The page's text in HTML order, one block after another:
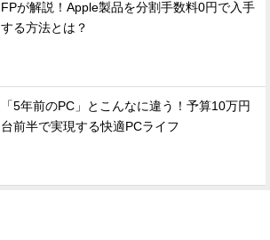
FPが解説！Apple製品を分割手数料0円で入手
する方法とは？
「5年前のPC」とこんなに違う！予算10万円
台前半で実現する快適PCライフ